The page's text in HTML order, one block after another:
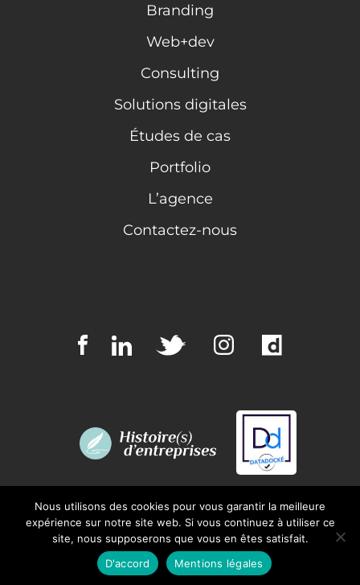
Branding
Web+dev
Consulting
Solutions digitales
Études de cas
Portfolio
L’agence
Contactez-nous
© Opteam Interactive 2020 –Mentions légales
Nous utilisons des cookies pour vous garantir la meilleure
expérience sur notre site web. Si vous continuez à utiliser ce
site, nous supposerons que vous en êtes satisfait.
D'accord
Mentions légales